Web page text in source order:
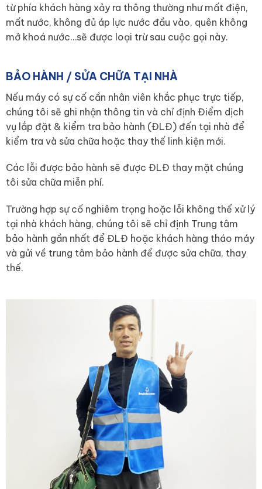
từ phía khách hàng xảy ra thông thường như mất điện,
mất nước, không đủ áp lực nước đầu vào, quên không
mở khoá nước…sẽ được loại trừ sau cuộc gọi này.
BẢO HÀNH / SỬA CHỮA TẠI NHÀ
Nếu máy có sự cố cần nhân viên khắc phục trực tiếp,
chúng tôi sẽ ghi nhận thông tin và chỉ định Điểm dịch
vụ lắp đặt & kiểm tra bảo hành (ĐLĐ) đến tại nhà để
kiểm tra và sửa chữa hoặc thay thế linh kiện mới.
Các lỗi được bảo hành sẽ được ĐLĐ thay mặt chúng
tôi sửa chữa miễn phí.
Trường hợp sự cố nghiêm trọng hoặc lỗi không thể xử lý
tại nhà khách hàng, chúng tôi sẽ chỉ định Trung tâm
bảo hành gần nhất để ĐLĐ hoặc khách hàng tháo máy
và gửi về trung tâm bảo hành để được sửa chữa, thay
thế.